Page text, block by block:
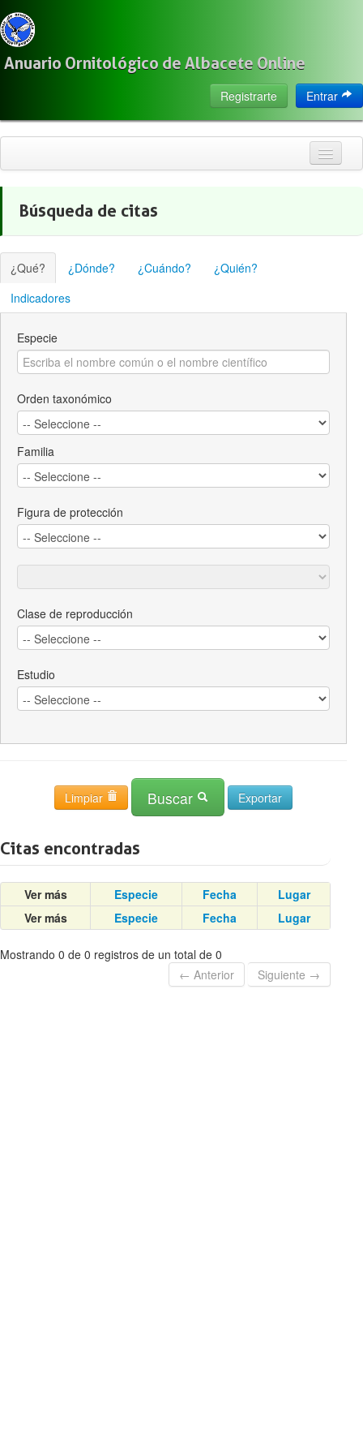
Anuario Ornitológico de Albacete Online
Entrar
Registrarte
Citas
Localización
Observadores
Acerca de
Búsqueda de citas
¿Qué? ¿Dónde? ¿Cuándo?
¿Quién?
Indicadores
Especie
Orden taxonómico
Familia
Figura de protección
Clase de reproducción
Estudio
Limpiar Buscar
Citas encontradas
Ver más Especie Fecha
Lugar
Ver más
Especie Fecha Lugar
Mostrando 0 de 0 registros de un total de 0
← Anterior
Siguiente →